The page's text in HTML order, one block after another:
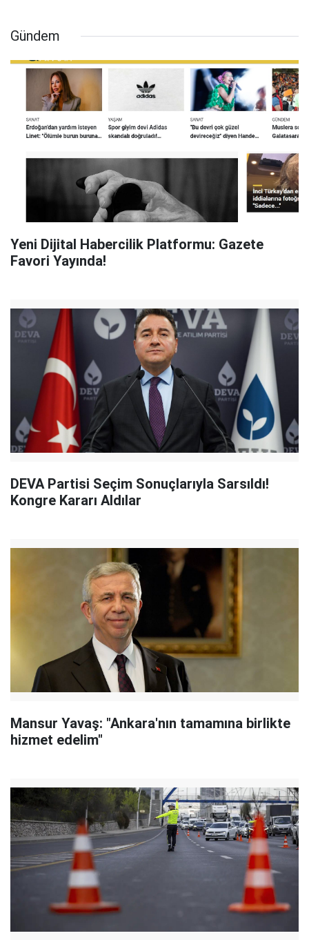
Gündem
Yeni Dijital Habercilik Platformu: Gazete
Favori Yayında!
DEVA Partisi Seçim Sonuçlarıyla Sarsıldı!
Kongre Kararı Aldılar
Mansur Yavaş: "Ankara'nın tamamına birlikte
hizmet edelim"